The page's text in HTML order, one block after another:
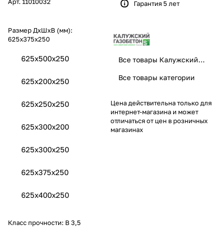
Размер ДхШхВ (мм):
625x375x250
625x500x250
625x200x250
625x250x250
625x300х200
625x300x250
625x375x250
625x400x250
Класс прочности: B 3,5
Гарантия 5 лет
Все товары Калужский газобетон Sibel
Все товары категории
Цена действительна только для
интернет-магазина и может
отличаться от цен в розничных
магазинах